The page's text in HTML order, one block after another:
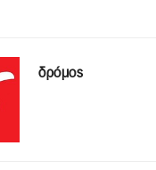
δρόμος